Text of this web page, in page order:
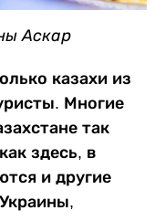
Аскар
казахи из
Многие
так
здесь, в
и другие